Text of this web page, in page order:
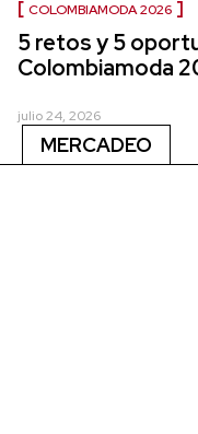
COLOMBIAMODA 2026
5 retos y 5
Colombiamoda
julio 24, 2026
MERCADEO